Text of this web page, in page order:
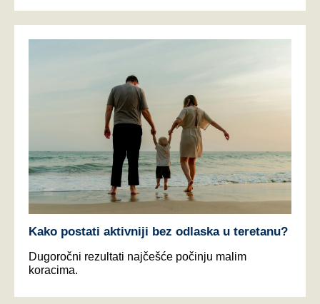
Kako postati aktivniji bez odlaska u teretanu?
Dugoročni rezultati najčešće počinju malim
koracima.